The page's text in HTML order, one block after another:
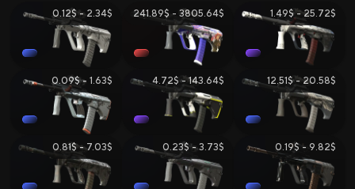
Вики CS2
0.12$ - 2.34$ 241.89$ - 3805.64$ 1.49$ - 25.72$
0.09$ - 1.63$ 4.72$ - 143.64$ 12.51$ - 20.58$
0.81$ - 7.03$ 0.23$ - 3.73$ 0.19$ - 9.82$